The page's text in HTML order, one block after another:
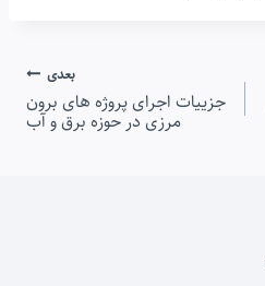
بعدی
جزییات اجرای پروژه های برون
مرزی در حوزه برق و آب